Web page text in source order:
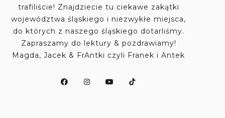
trafiliście! Znajdziecie tu ciekawe zakątki
województwa śląskiego i niezwykłe miejsca,
do których z naszego śląskiego dotarliśmy.
Zapraszamy do lektury & pozdrawiamy!
Magda, Jacek & FrAntki czyli Franek i Antek